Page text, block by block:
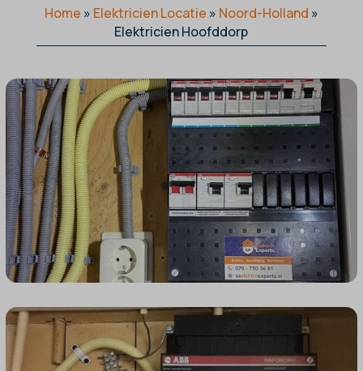
Home » Elektricien Locatie » Noord-Holland »
Elektricien Hoofddorp